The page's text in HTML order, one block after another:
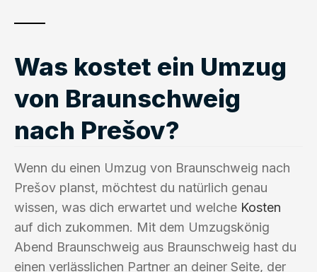
Was kostet ein Umzug
von Braunschweig
nach Prešov?
Wenn du einen Umzug von Braunschweig nach
Prešov planst, möchtest du natürlich genau
wissen, was dich erwartet und welche Kosten
auf dich zukommen. Mit dem Umzugskönig
Abend Braunschweig aus Braunschweig hast du
einen verlässlichen Partner an deiner Seite, der